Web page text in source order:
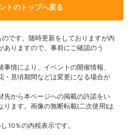
トのトップへ戻る
です。随時更新をしておりますが内
りますので、事前にご確認のう
情により、イベントの開催情報、
・見頃期間などは変更になる場合が
から本ページへの掲載の許諾をい
ります。画像の無断転載(二次使用)は
10％の内税表示です。